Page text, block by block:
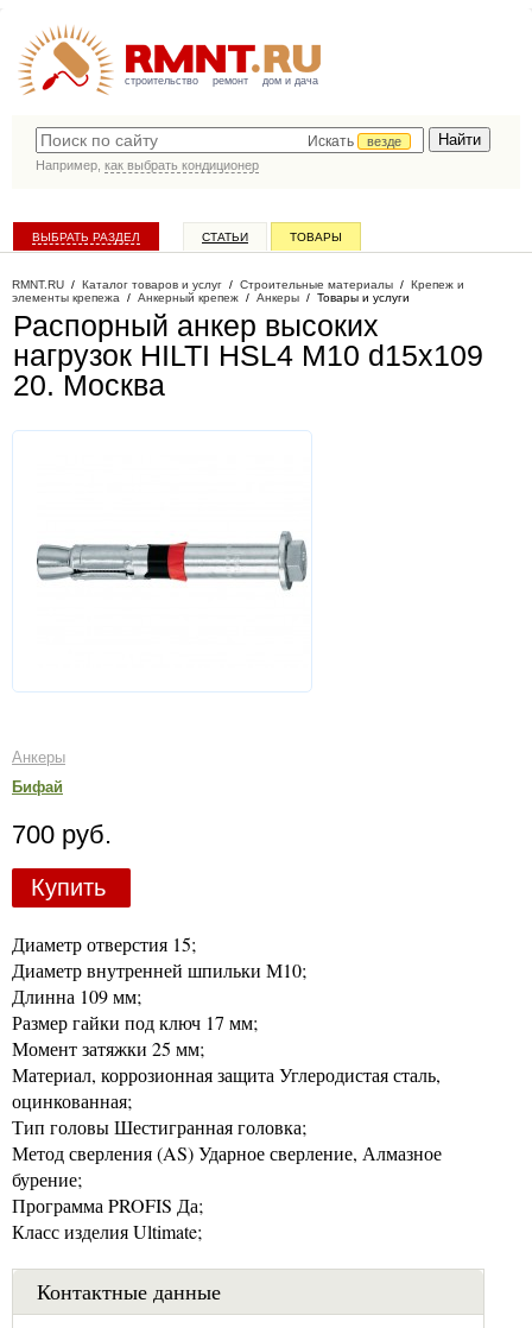
строительство ремонт дом и дача
Искать
везде
Например, как выбрать кондиционер
ВЫБРАТЬ РАЗДЕЛ СТАТЬИ ТОВАРЫ
RMNT.RU / Каталог товаров и услуг / Строительные материалы / Крепеж и
элементы крепежа / Анкерный крепеж / Анкеры / Товары и услуги
Распорный анкер высоких
нагрузок HILTI HSL4 M10 d15x109
20. Москва
Анкеры
Бифай
700 руб.
Купить
Диаметр отверстия 15;
Диаметр внутренней шпильки М10;
Длинна 109 мм;
Размер гайки под ключ 17 мм;
Момент затяжки 25 мм;
Материал, коррозионная защита Углеродистая сталь,
оцинкованная;
Тип головы Шестигранная головка;
Метод сверления (AS) Ударное сверление, Алмазное
бурение;
Программа PROFIS Да;
Класс изделия Ultimate;
Контактные данные